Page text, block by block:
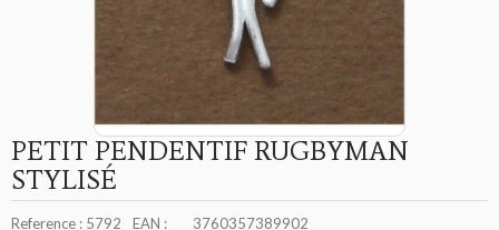
PETIT PENDENTIF RUGBYMAN
STYLISÉ
Reference : 5792 EAN : 3760357389902